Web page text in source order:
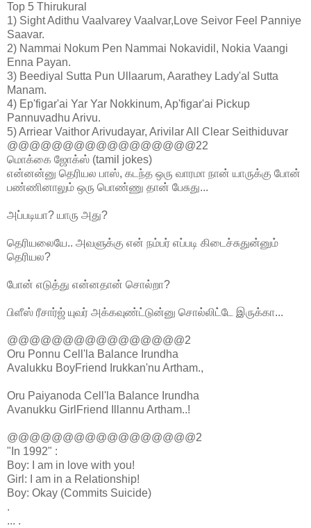
Top 5 Thirukural
1) Sight Adithu Vaalvarey Vaalvar,Love Seivor Feel Panniye
Saavar.
2) Nammai Nokum Pen Nammai Nokavidil, Nokia Vaangi
Enna Payan.
3) Beediyal Sutta Pun Ullaarum, Aarathey Lady'al Sutta
Manam.
4) Ep'figar'ai Yar Yar Nokkinum, Ap'figar'ai Pickup
Pannuvadhu Arivu.
5) Arriear Vaithor Arivudayar, Arivilar All Clear Seithiduvar
@@@@@@@@@@@@@@@@@22
மொக்கை ஜோக்ஸ் (tamil jokes)
என்னன்னு தெரியல பாஸ், கடந்த ஒரு வாரமா நா‌ன் யாரு‌க்கு போ‌ன்
ப‌ண்‌ணினாலு‌ம் ஒரு பொண்ணு தா‌ன் பேசுது...
அ‌ப்படியா? யாரு அது?
தெ‌ரியலையே.. அவளுக்கு என் நம்பர் எப்படி கிடைச்சுதுன்னு‌ம்
தெரியல?
போ‌ன் எடு‌த்து எ‌ன்னதா‌ன் சொ‌ல்றா?
பிளீஸ் ரீசார்ஜ் யுவர் அ‌க்கவு‌ண்‌ட்டு‌ன்னு சொல்லிட்டே இருக்கா...
@@@@@@@@@@@@@@@@2
Oru Ponnu Cell'la Balance Irundha
Avalukku BoyFriend Irukkan'nu Artham.,
Oru Paiyanoda Cell'la Balance Irundha
Avanukku GirlFriend Illannu Artham..!
@@@@@@@@@@@@@@@@@2
"In 1992" :
Boy: I am in love with you!
Girl: I am in a Relationship!
Boy: Okay (Commits Suicide)
.
... .